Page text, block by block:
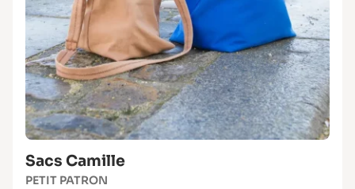
Sacs Camille
PETIT PATRON